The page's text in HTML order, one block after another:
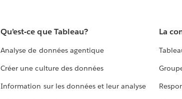
Qu’est-ce que Tableau?
Analyse de données agentique
Créer une culture des données
Information sur les données et leur analyse
La